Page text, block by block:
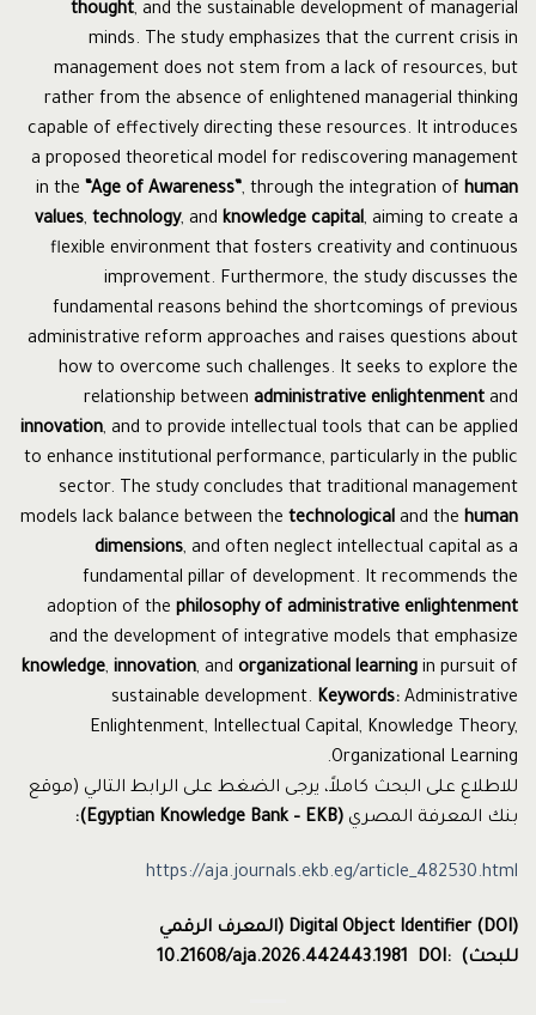
thought, and the sustainable development of managerial
minds. The study emphasizes that the current crisis in
management does not stem from a lack of resources, but
rather from the absence of enlightened managerial thinking
capable of effectively directing these resources. It introduces
a proposed theoretical model for rediscovering management
in the
“Age of Awareness”, through the integration of human
values, technology, and knowledge capital, aiming to create a
flexible environment that fosters creativity and continuous
improvement. Furthermore, the study discusses the
fundamental reasons behind the shortcomings of previous
administrative reform approaches and raises questions about
how to overcome such challenges. It seeks to explore the
relationship between administrative enlightenment and
innovation, and to provide intellectual tools that can be applied
to enhance institutional performance, particularly in the public
sector. The study concludes that traditional management
models lack balance between the technological and the human
dimensions, and often neglect intellectual capital as a
fundamental pillar of development. It recommends the
adoption of the philosophy of administrative enlightenment
and the development of integrative models that emphasize
knowledge, innovation, and organizational learning in pursuit of
sustainable development. Keywords: Administrative
Enlightenment, Intellectual Capital, Knowledge Theory,
Organizational Learning.
للاطلاع على البحث كاملاً، يرجى الضغط على الرابط التالي )موقع
بنك المعرفة المصري Egyptian Knowledge Bank – EKB)
):
https://aja.journals.ekb.eg/article_482530.html
Digital Object Identifier (DOI)
(المعرف الرقمي
للبحث) DOI:
10.21608/aja.2026.442443.1981